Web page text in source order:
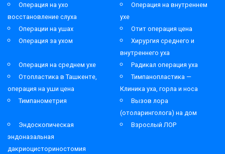
Операция на ухо
восстановление слуха
Операция на внутреннем
ухе
Операции на ушах
Отит операция цена
Операция за ухом
Хирургия среднего и
внутреннего уха
Операция на среднем ухе
Радикал операция уха
Отопластика в Ташкенте,
операция на уши цена
Тимпанопластика —
Клиника уха, горла и носа
Тимпанометрия
Вызов лора
(отоларинголога) на дом
Эндоскопическая
эндоназальная
дакриоцисториностомия
Взрослый ЛОР